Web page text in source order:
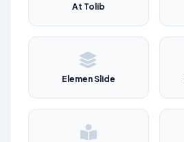
At Tolib
Elemen Slide